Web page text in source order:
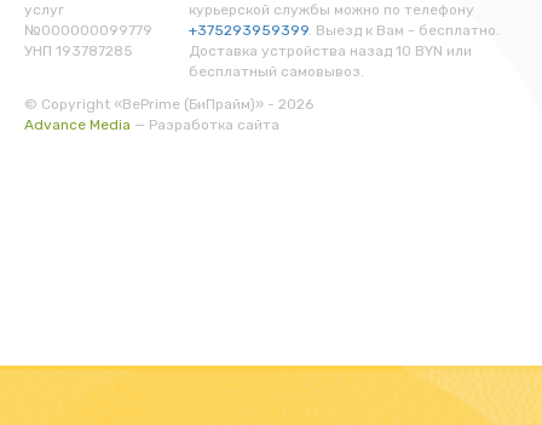
услуг
№000000099779
УНП 193787285
курьерской службы можно по телефону
+375293959399. Выезд к Вам - бесплатно.
Доставка устройства назад 10 BYN или
бесплатный самовывоз.
© Copyright «BePrime (БиПрайм)» - 2026
Advance Media — Разработка сайта